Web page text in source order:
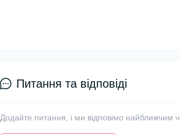
Питання та відповіді
Додайте питання, і ми відповімо найближчим